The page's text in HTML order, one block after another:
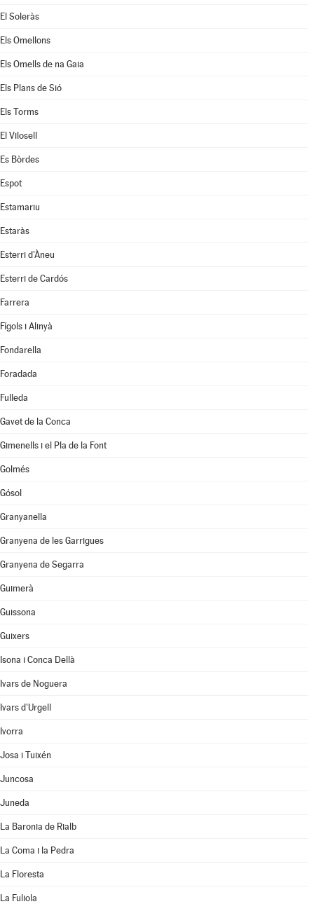
El Soleràs
Els Omellons
Els Omells de na Gaia
Els Plans de Sió
Els Torms
El Vilosell
Es Bòrdes
Espot
Estamariu
Estaràs
Esterri d'Àneu
Esterri de Cardós
Farrera
Fígols i Alinyà
Fondarella
Foradada
Fulleda
Gavet de la Conca
Gimenells i el Pla de la Font
Golmés
Gósol
Granyanella
Granyena de les Garrigues
Granyena de Segarra
Guimerà
Guissona
Guixers
Isona i Conca Dellà
Ivars de Noguera
Ivars d'Urgell
Ivorra
Josa i Tuixén
Juncosa
Juneda
La Baronia de Rialb
La Coma i la Pedra
La Floresta
La Fuliola